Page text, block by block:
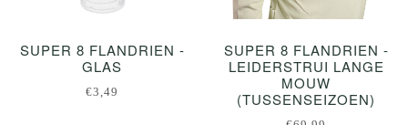
SUPER 8 FLANDRIEN -
GLAS
€3,49
SUPER 8 FLANDRIEN -
LEIDERSTRUI LANGE
MOUW
(TUSSENSEIZOEN)